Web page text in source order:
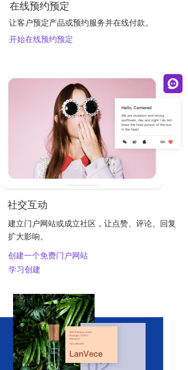
在线预约预定
让客户预定产品或预约服务并在线付款。
开始在线预约预定
社交互动
建立门户网站或成立社区，让点赞、评论、回复
扩大影响。
创建一个免费门户网站
学习创建